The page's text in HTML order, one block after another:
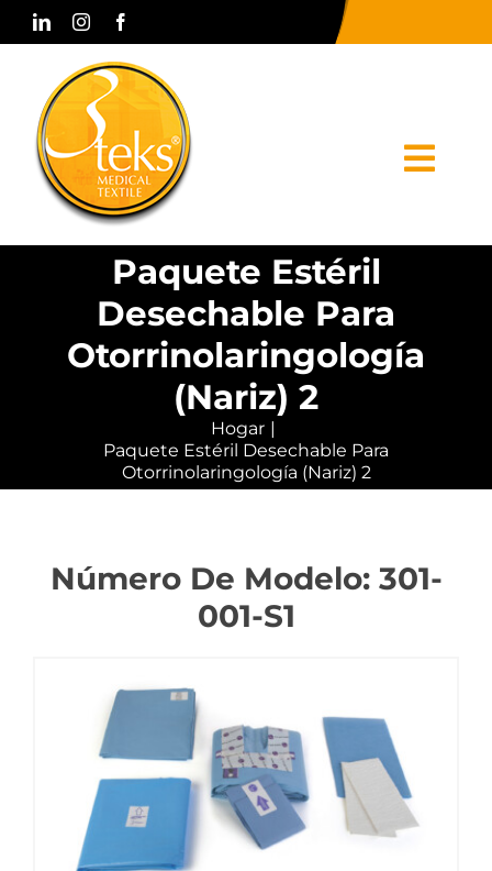
Skip
Hogar
Corporativo
Productos
Prensa y Medios
Contacto
Paquete Estéril
Desechable Para
Otorrinolaringología
(Nariz) 2
Hogar
Paquete Estéril Desechable Para
Otorrinolaringología (Nariz) 2
Número De Modelo: 301-
001-S1